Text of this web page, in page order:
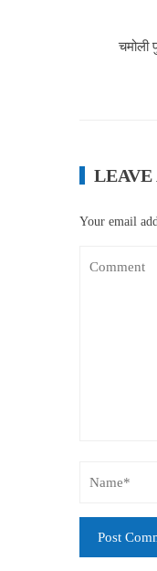
LEAVE
Your email